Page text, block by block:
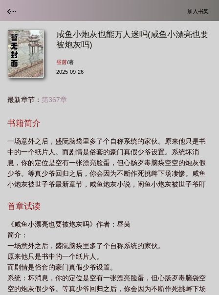
加入书架
咸鱼小炮灰也能万人迷吗(咸鱼小漂亮也要
被炮灰吗)
昼茵/著
2025-09-26
最新章节： 第367章
书籍简介
一场意外之后，盛阮脑袋里多了个自称系统的家伙。原来他只是书
中的一个纸片人。而剧情是俗套的豪门真假少爷设置。系统坏消
息，你的定位是空有一张漂亮脸蛋，但心肠歹毒脑袋空空的炮灰假
少爷。等真少爷回归之后，你会因为不断作死挑衅下场凄惨。咸鱼
小炮灰被世子爷最新章节，咸鱼炮灰小说，闲鱼小炮灰被世子爷盯
首章试读
《咸鱼小漂亮也要被炮灰吗》作者：昼茵
简介：
一场意外之后，盛阮脑袋里多了个自称系统的家伙。
原来他只是书中的一个纸片人。
而剧情是俗套的豪门真假少爷设置。
系统：坏消息，你的定位是空有一张漂亮脸蛋，但心肠歹毒脑袋空
空的炮灰假少爷。等真少爷回归之后，你会因为不断作死挑衅下场